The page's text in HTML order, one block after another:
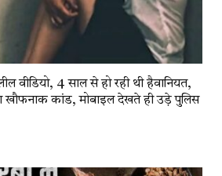
वीडियो, 4 साल से हो रही थी हैवानियत,
खौफनाक कांड, मोबाइल देखते ही उड़े पुलिस